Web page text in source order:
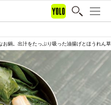
お鍋。出汁をたっぷり吸った油揚げとほうれん